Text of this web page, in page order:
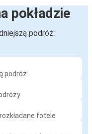
pokładzie
podróż:
podróż
fotele